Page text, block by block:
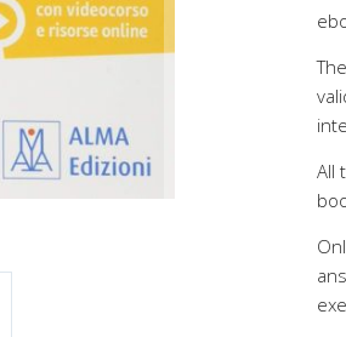
All